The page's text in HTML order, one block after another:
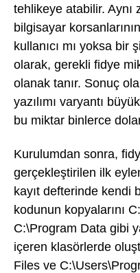
tehlikeye atabilir. Aynı
bilgisayar
kullanıcı mı yoksa bir
olarak, gerekli fidye
olanak tanır. Sonuç
yazılımı varyantı
bu miktar binlerce
Kurulumdan sonra,
gerçekleştirilen ilk
kayıt defterinde kendi
kodunun kopyalarını
C:\Program Data gibi
içeren klasörlerde
Files ve